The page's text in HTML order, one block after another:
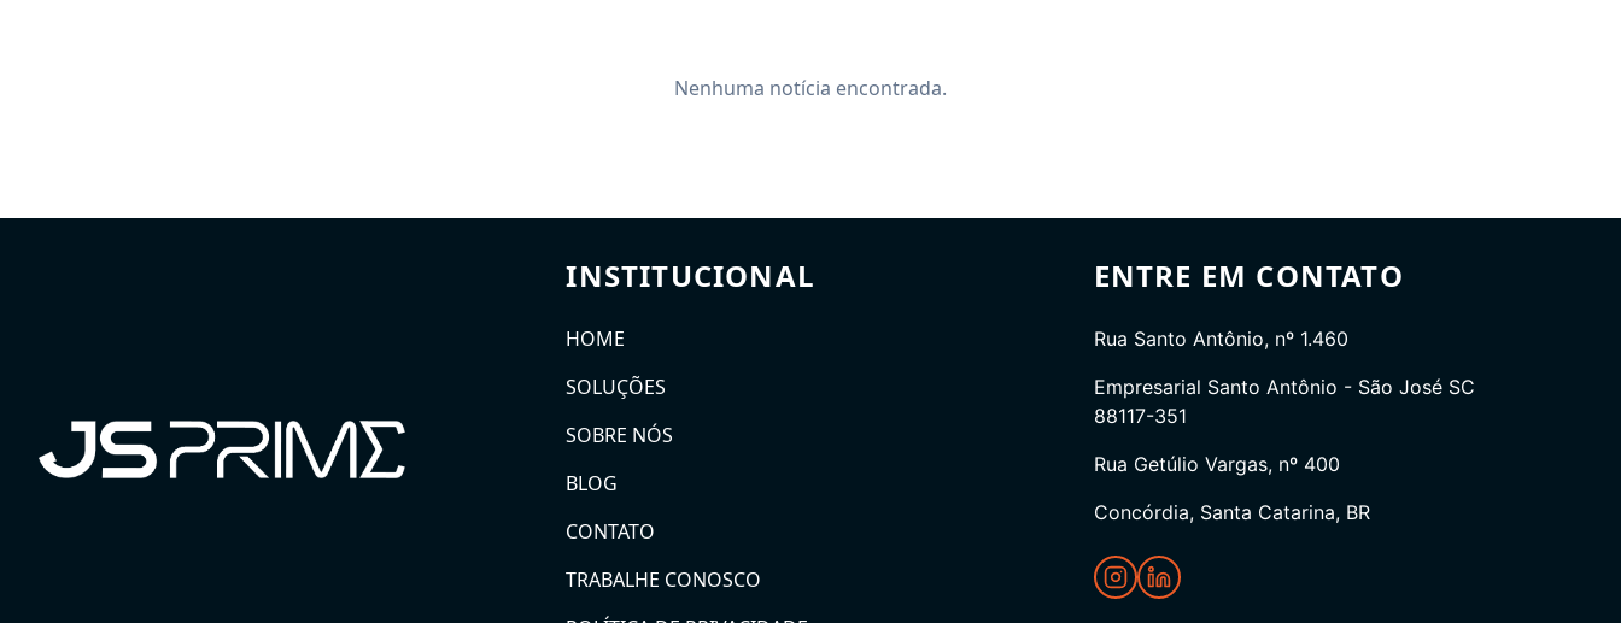
Nenhuma notícia encontrada.
INSTITUCIONAL
HOME
SOLUÇÕES
SOBRE NÓS
BLOG
CONTATO
TRABALHE CONOSCO
ENTRE EM CONTATO
Rua Santo Antônio, nº 1.460
Empresarial Santo Antônio - São José SC
88117-351
Rua Getúlio Vargas, nº 400
Concórdia, Santa Catarina, BR